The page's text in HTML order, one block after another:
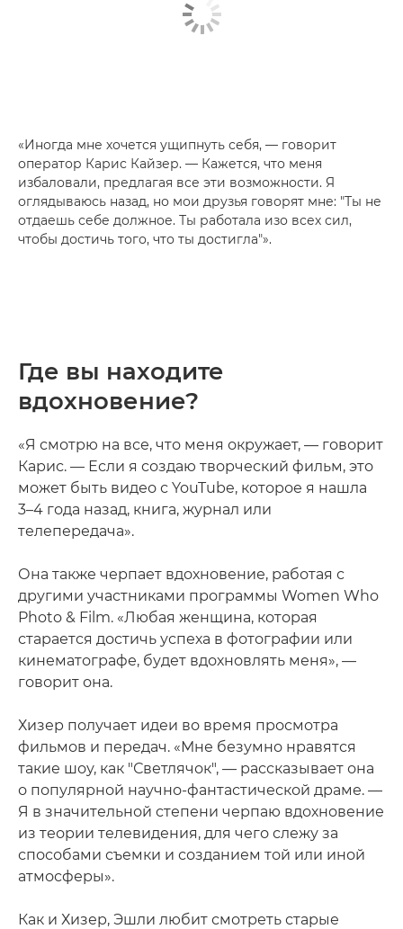
«Иногда мне хочется ущипнуть себя, — говорит
оператор Карис Кайзер. — Кажется, что меня
избаловали, предлагая все эти возможности. Я
оглядываюсь назад, но мои друзья говорят мне: "Ты не
отдаешь себе должное. Ты работала изо всех сил,
чтобы достичь того, что ты достигла"».
Где вы находите
вдохновение?
«Я смотрю на все, что меня окружает, — говорит
Карис. — Если я создаю творческий фильм, это
может быть видео с YouTube, которое я нашла
3–4 года назад, книга, журнал или
телепередача».
Она также черпает вдохновение, работая с
другими участниками программы Women Who
Photo & Film. «Любая женщина, которая
старается достичь успеха в фотографии или
кинематографе, будет вдохновлять меня», —
говорит она.
Хизер получает идеи во время просмотра
фильмов и передач. «Мне безумно нравятся
такие шоу, как "Светлячок", — рассказывает она
о популярной научно-фантастической драме. —
Я в значительной степени черпаю вдохновение
из теории телевидения, для чего слежу за
способами съемки и созданием той или иной
атмосферы».
Как и Хизер, Эшли любит смотреть старые